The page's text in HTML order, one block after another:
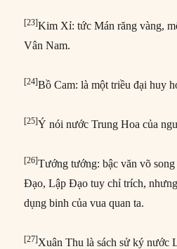
[23]Kim Xỉ: tức Mán răng vàng,
Vân Nam.
[24]Bồ Cam: là một triều đại huy
[25]Ý nói nước Trung Hoa của
[26]Tướng tướng: bậc văn võ
Đạo, Lập Đạo tuy chỉ trích,
dụng binh của vua quan ta.
[27]Xuân Thu là sách sử ký nước